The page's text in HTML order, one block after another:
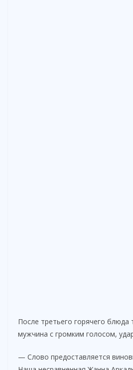
После третьего горячего блюда
мужчина с громким голосом,
— Слово предоставляется